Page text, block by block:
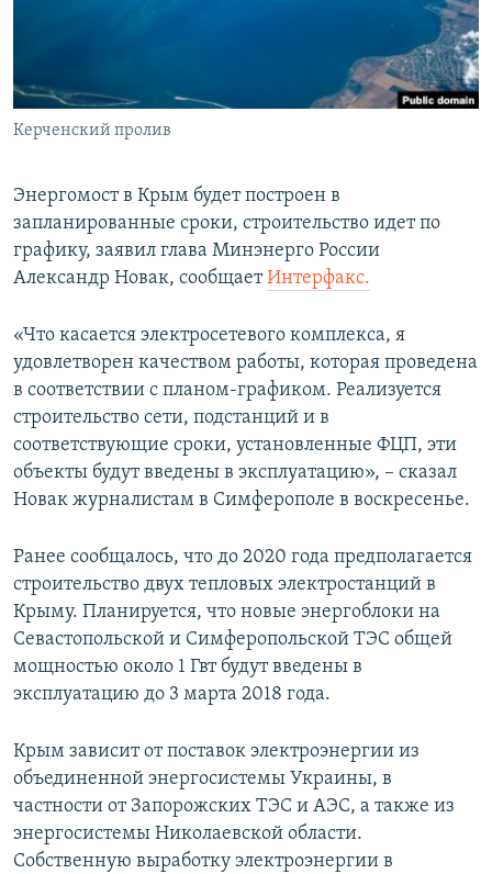
ELIFBE
УКРАИНСКАЯ ПРОБЛЕМА КРЫМА
Керченский пролив
Энергомост в Крым будет построен в
запланированные сроки, строительство идет по
графику, заявил глава Минэнерго России
Александр Новак, сообщаетИнтерфакс.
«Что касается электросетевого комплекса, я
удовлетворен качеством работы, которая проведена
в соответствии с планом-графиком. Реализуется
строительство сети, подстанций и в
соответствующие сроки, установленные ФЦП, эти
объекты будут введены в эксплуатацию», – сказал
Новак журналистам в Симферополе в воскресенье.
Ранее сообщалось, что до 2020 года предполагается
строительство двух тепловых электростанций в
Крыму. Планируется, что новые энергоблоки на
Севастопольской и Симферопольской ТЭС общей
мощностью около 1 Гвт будут введены в
эксплуатацию до 3 марта 2018 года.
Крым зависит от поставок электроэнергии из
объединенной энергосистемы Украины, в
частности от Запорожских ТЭС и АЭС, а также из
энергосистемы Николаевской области.
Собственную выработку электроэнергии в